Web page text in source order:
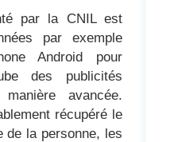
par la CNIL est
par exemple
Android pour
des publicités
avancée.
récupéré le
de la personne, les